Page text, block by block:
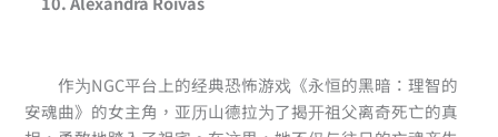
作为NGC平台上的经典恐怖游戏《永恒的黑暗：理智的
安魂曲》的女主角，亚历山德拉为了揭开祖父离奇死亡的真